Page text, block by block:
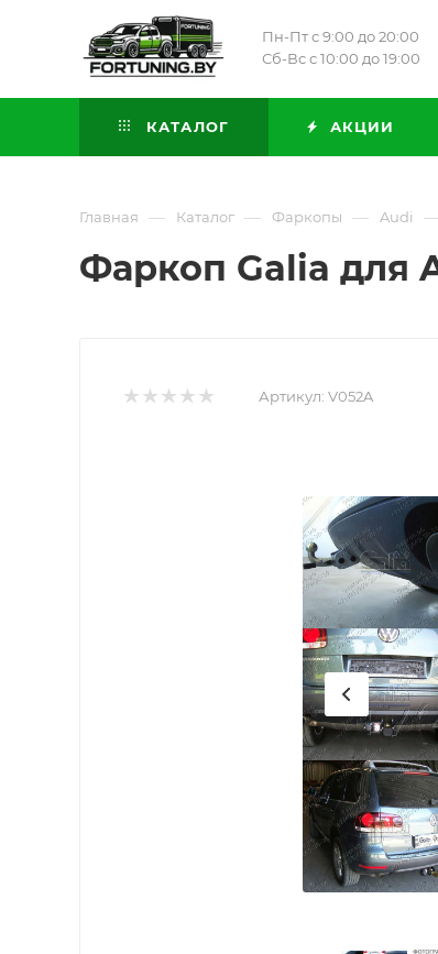
Пн-Пт с 9:00 до 20:00
Сб-Вс с 10:00 до 19:00
КАТАЛОГ АКЦИИ
Главная — Каталог — Фаркопы — Audi
Фаркоп Galia для
Артикул: V052A